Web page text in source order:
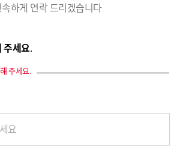
속하게 연락 드리겠습니다.
주세요.
주세요.